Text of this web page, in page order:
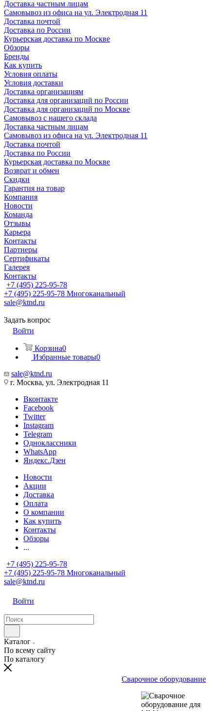
Доставка частным лицам
Самовывоз из офиса на ул. Электродная 11
Доставка почтой
Доставка по России
Курьерская доставка по Москве
Обзоры
Бренды
Как купить
Условия оплаты
Условия доставки
Доставка организациям
Доставка для организаций по России
Доставка для организаций по Москве
Самовывоз с нашего склада
Доставка частным лицам
Самовывоз из офиса на ул. Электродная 11
Доставка почтой
Доставка по России
Курьерская доставка по Москве
Возврат и обмен
Скидки
Гарантия на товар
Компания
Новости
Команда
Отзывы
Карьера
Контакты
Партнеры
Сертификаты
Галерея
Контакты
+7 (495) 225-95-78
+7 (495) 225-95-78 Многоканальный
sale@ktnd.ru
Задать вопрос
Войти
Корзина0
Избранные товары0
sale@ktnd.ru
г. Москва, ул. Электродная 11
Вконтакте
Facebook
Twitter
Instagram
Telegram
Одноклассники
WhatsApp
Яндекс.Дзен
Новости
Акции
Доставка
Оплата
О компании
Как купить
Контакты
Обзоры
...
+7 (495) 225-95-78
+7 (495) 225-95-78 Многоканальный
sale@ktnd.ru
Войти
Каталог
По всему сайту
По каталогу
Сварочное оборудование